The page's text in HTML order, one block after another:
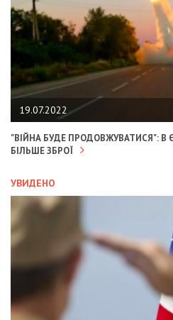
19.07.2022
"ВІЙНА БУДЕ ПРОДОВЖУВАТИСЯ": В
БІЛЬШЕ ЗБРОЇ
УВИДЕНО